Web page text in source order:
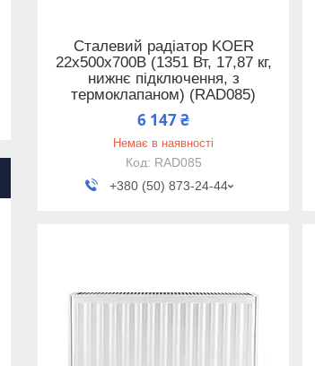
Сталевий радіатор KOER
22x500x700B (1351 Вт, 17,87 кг,
нижнє підключення, з
термоклапаном) (RAD085)
6 147 ₴
Немає в наявності
RAD085
+380 (50) 873-24-44